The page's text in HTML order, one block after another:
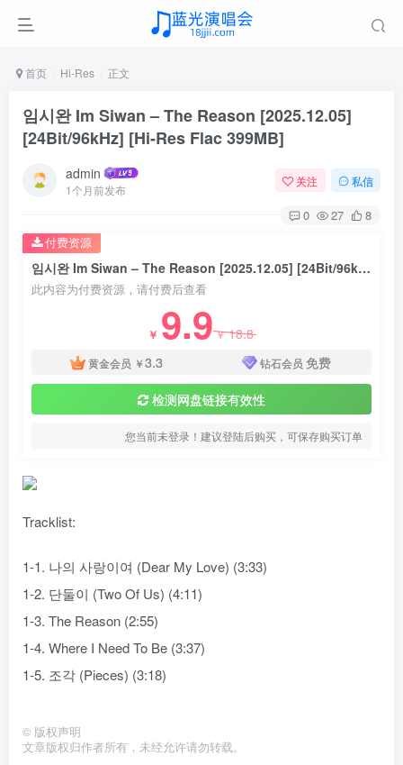
首页 Hi-Res 正文
임시완 Im Siwan – The Reason [2025.12.05]
[24Bit/96kHz] [Hi-Res Flac 399MB]
admin
1个月前发布
关注 私信
0 27 8
임시완 Im Siwan – The Reason [2025.12.05] [24Bit/96kHz] [Hi-Res Flac 399MB]
此内容为付费资源，请付费后查看
￥ 9.9￥18.8
黄金会员 ￥3.3 钻石会员 免费
检测网盘链接有效性
您当前未登录！建议登陆后购买，可保存购买订单
付费资源
Tracklist:
1-1. 나의 사랑이여 (Dear My Love) (3:33)
1-2. 단둘이 (Two Of Us) (4:11)
1-3. The Reason (2:55)
1-4. Where I Need To Be (3:37)
1-5. 조각 (Pieces) (3:18)
© 版权声明
文章版权归作者所有，未经允许请勿转载。